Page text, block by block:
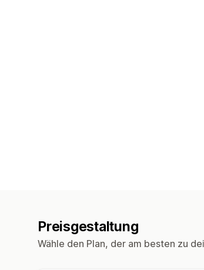
Preisgestaltung
Wähle den Plan, der am besten zu